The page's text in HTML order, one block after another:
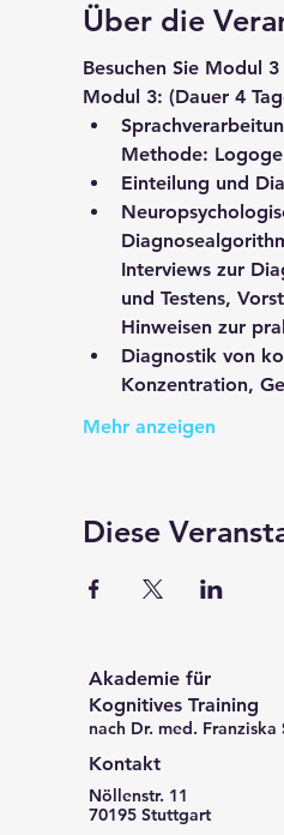
Über die
Besuchen Sie Modul
Modul 3: (Dauer 4
Methode:
Einteilung und
Interviews zur
und Testens,
Hinweisen zur
Diagnostik von
Konzentration,
Mehr anzeigen
Diese
Akademie für
Kognitives Training
nach Dr. med. Franziska
Kontakt
Nöllenstr. 11
70195 Stuttgart